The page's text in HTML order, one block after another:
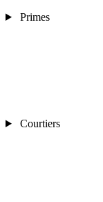
Primes
Courtiers